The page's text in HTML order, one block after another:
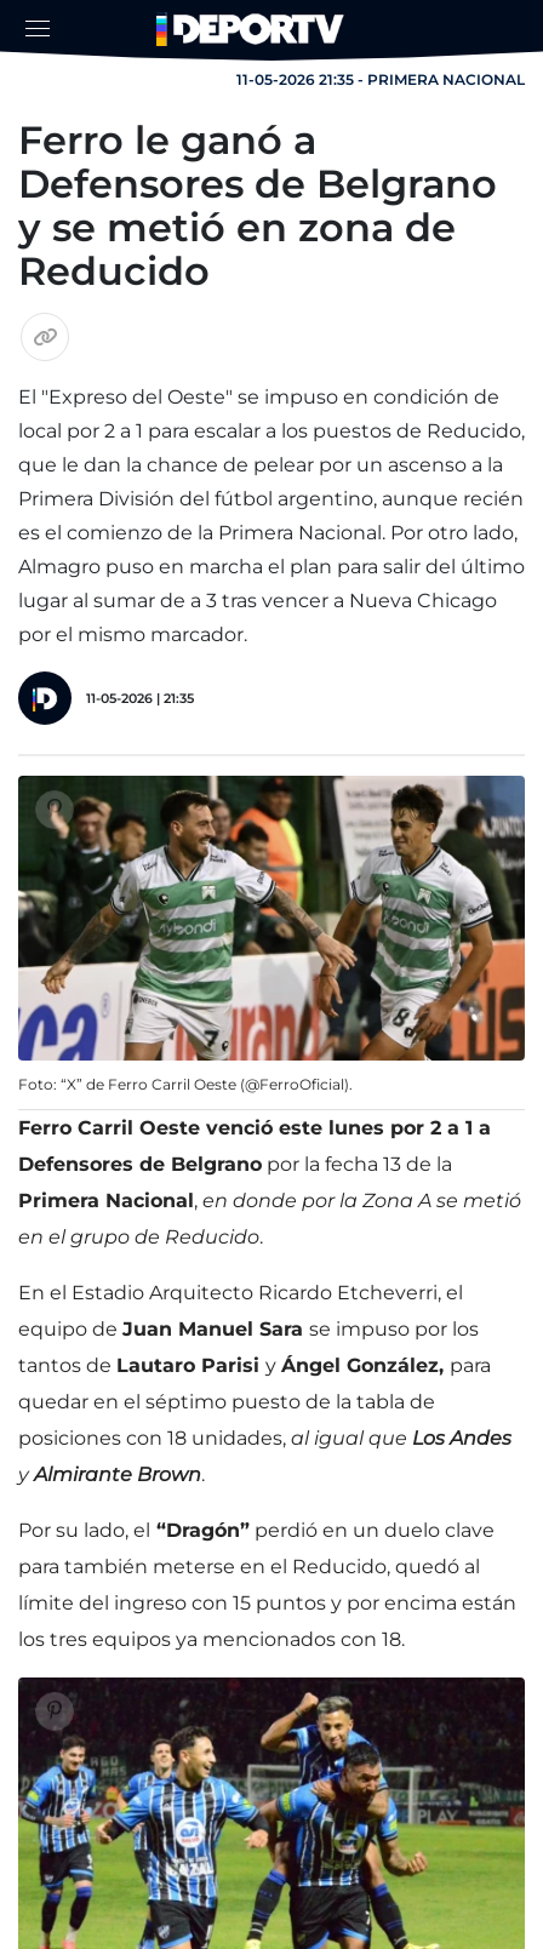
11-05-2026 21:35 - PRIMERA NACIONAL
Ferro le ganó a
Defensores de Belgrano
y se metió en zona de
Reducido
El "Expreso del Oeste" se impuso en condición de
local por 2 a 1 para escalar a los puestos de Reducido,
que le dan la chance de pelear por un ascenso a la
Primera División del fútbol argentino, aunque recién
es el comienzo de la Primera Nacional. Por otro lado,
Almagro puso en marcha el plan para salir del último
lugar al sumar de a 3 tras vencer a Nueva Chicago
por el mismo marcador.
11-05-2026 | 21:35
Foto: “X” de Ferro Carril Oeste (@FerroOficial).
Ferro Carril Oeste venció este lunes por 2 a 1 a
Defensores de Belgrano por la fecha 13 de la
Primera Nacional, en donde por la Zona A se metió
en el grupo de Reducido.
En el Estadio Arquitecto Ricardo Etcheverri, el
equipo de Juan Manuel Sara se impuso por los
tantos de Lautaro Parisi y Ángel González, para
quedar en el séptimo puesto de la tabla de
posiciones con 18 unidades, al igual que Los Andes
yAlmirante Brown.
Por su lado, el “Dragón” perdió en un duelo clave
para también meterse en el Reducido, quedó al
límite del ingreso con 15 puntos y por encima están
los tres equipos ya mencionados con 18.